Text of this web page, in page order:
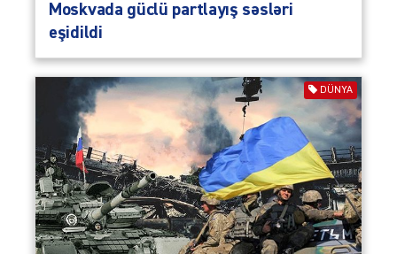
Moskvada güclü partlayış səsləri
eşidildi
DÜNYA